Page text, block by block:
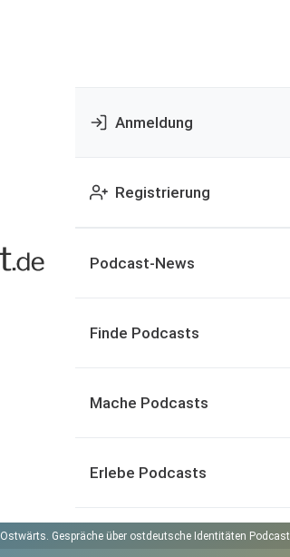
Anmeldung
Registrierung
Podcast-News
Finde Podcasts
Mache Podcasts
Erlebe Podcasts
Ostwärts. Gespräche über ostdeutsche Identitäten Podcast